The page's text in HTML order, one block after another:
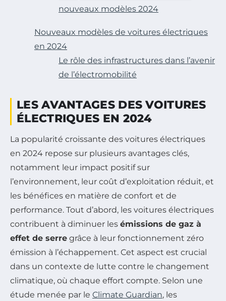
nouveaux modèles 2024
Nouveaux modèles de voitures électriques
en 2024
Le rôle des infrastructures dans l’avenir
de l’électromobilité
LES AVANTAGES DES VOITURES
ÉLECTRIQUES EN 2024
La popularité croissante des voitures électriques
en 2024 repose sur plusieurs avantages clés,
notamment leur impact positif sur
l’environnement, leur coût d’exploitation réduit, et
les bénéfices en matière de confort et de
performance. Tout d’abord, les voitures électriques
contribuent à diminuer les émissions de gaz à
effet de serre grâce à leur fonctionnement zéro
émission à l’échappement. Cet aspect est crucial
dans un contexte de lutte contre le changement
climatique, où chaque effort compte. Selon une
étude menée par le Climate Guardian, les